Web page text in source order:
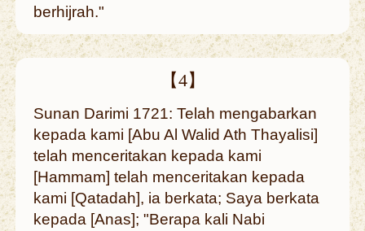
berhijrah."
【4】
Sunan Darimi 1721: Telah mengabarkan
kepada kami [Abu Al Walid Ath Thayalisi]
telah menceritakan kepada kami
[Hammam] telah menceritakan kepada
kami [Qatadah], ia berkata; Saya berkata
kepada [Anas]; "Berapa kali Nabi